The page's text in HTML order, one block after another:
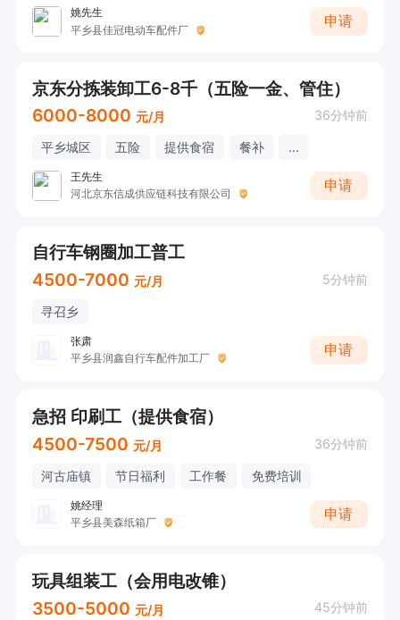
姚先生
平乡县佳冠电动车配件厂
申请
京东分拣装卸工6-8千（五险一金、管住）
6000-8000 元/月 36分钟前
平乡城区 五险 提供食宿 餐补 ...
王先生
河北京东信成供应链科技有限公司
申请
自行车钢圈加工普工
4500-7000 元/月 5分钟前
寻召乡
张肃
平乡县润鑫自行车配件加工厂
申请
急招 印刷工（提供食宿）
4500-7500 元/月 36分钟前
河古庙镇 节日福利 工作餐 免费培训
姚经理
平乡县美森纸箱厂
申请
玩具组装工（会用电改锥）
3500-5000 元/月 45分钟前